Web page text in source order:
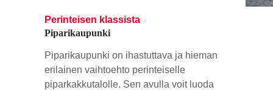
Perinteisen klassista
Piparikaupunki
Piparikaupunki on ihastuttava ja hieman
erilainen vaihtoehto perinteiselle
piparkakkutalolle. Sen avulla voit luoda